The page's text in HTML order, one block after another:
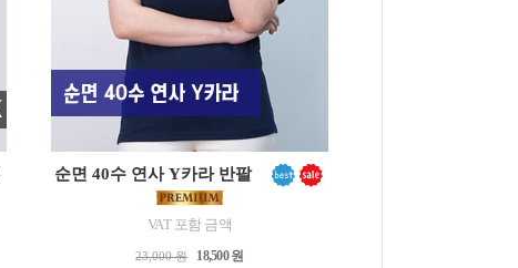
순면 40수 연사 Y카라 반팔
VAT 포함 금액
23,000 원 18,500 원